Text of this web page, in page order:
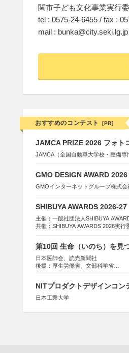
関市子ども文化事業実行
tel : 0575-24-6455 / fax :
mail : bunka@city.seki.lg.jp
おすすめのコンテスト [PR]
JAMCA PRIZE 2026 フォト
JAMCA（全国自動車大学校・整備専
GMO DESIGN AWARD 2026
GMOインターネットグループ株式会
SHIBUYA AWARDS 2026-27
主催：一般社団法人SHIBUYA
共催：SHIBUYA AWARDS 2026実行
第10回 生命（いのち）を見
日本医師会、読売新聞社
後援：厚生労働省、文部科学省
NITプロダクトデザインコン
日本工業大学